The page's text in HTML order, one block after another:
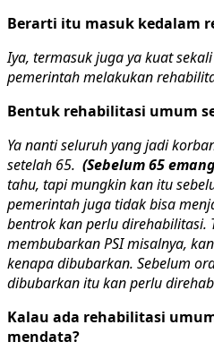
Berarti itu masuk kedalam
Iya, termasuk juga ya kuat
pemerintah melakukan
Bentuk rehabilitasi umum
Ya nanti seluruh yang jadi
setelah 65. (Sebelum 65
tahu, tapi mungkin kan itu
pemerintah juga tidak bisa
bentrok kan perlu direhabilitasi.
membubarkan PSI misalnya,
kenapa dibubarkan. Sebelum
dibubarkan itu kan perlu
Kalau ada rehabilitasi
mendata?